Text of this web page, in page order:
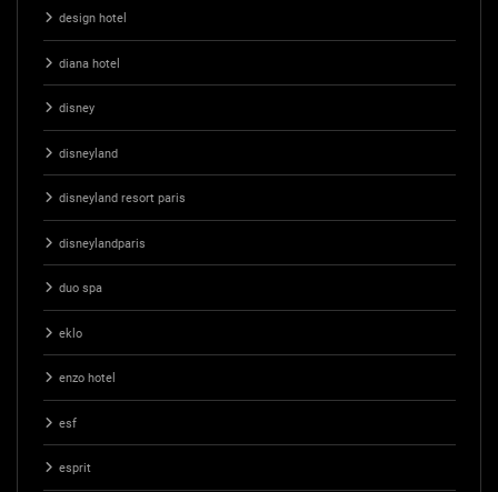
design hotel
diana hotel
disney
disneyland
disneyland resort paris
disneylandparis
duo spa
eklo
enzo hotel
esf
esprit